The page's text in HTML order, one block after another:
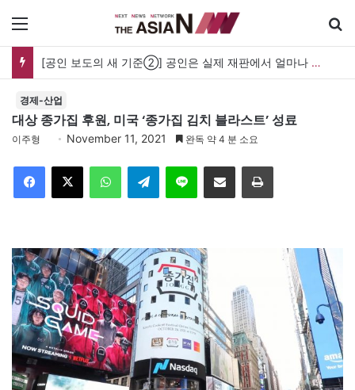
[공인 보도의 새 기준②] 공인은 실제 재판에서 얼마나 보호받나…명예훼손과 사생활 보도의 경계
경제-산업
대상 종가집 후원, 미국 ‘종가집 김치 블라스트’ 성료
이주형 November 11, 2021 완독 약 4 분 소요
Telegram 이메일